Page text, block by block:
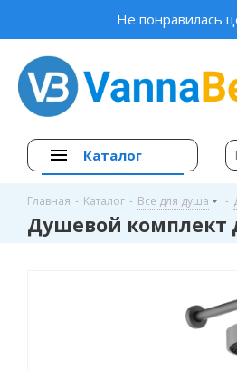
Не понравилась
Каталог
Главная - Каталог - Все для душа -
Душевой комплект